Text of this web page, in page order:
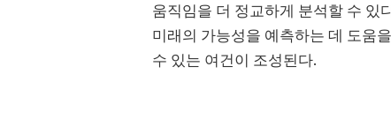
움직임을 더 정교하게 분석할 수 있
미래의 가능성을 예측하는 데 도움
수 있는 여건이 조성된다.